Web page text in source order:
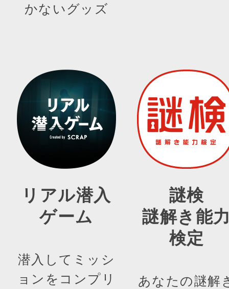
かないグッズ
リアル潜入
ゲーム
潜入してミッシ
ョンをコンプリ
謎検
謎解き能
検定
あなたの謎解